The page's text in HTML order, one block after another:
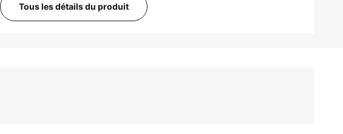
Tous les détails du produit